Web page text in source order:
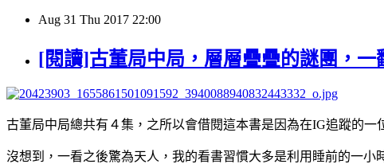
Aug 31 Thu 2017 22:00
[閱讀]古董局中局，層層疊疊的謎團，一
古董局中局總共有４集，之所以會借閱這本書是因為在IG追蹤的
沒想到，一看之後驚為天人，我的看書習慣大多是利用睡前的一小